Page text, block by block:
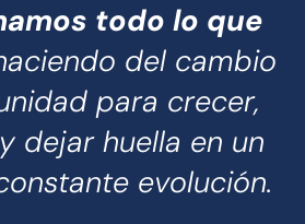
todo lo que
del cambio
para crecer,
dejar huella en un
evolución.